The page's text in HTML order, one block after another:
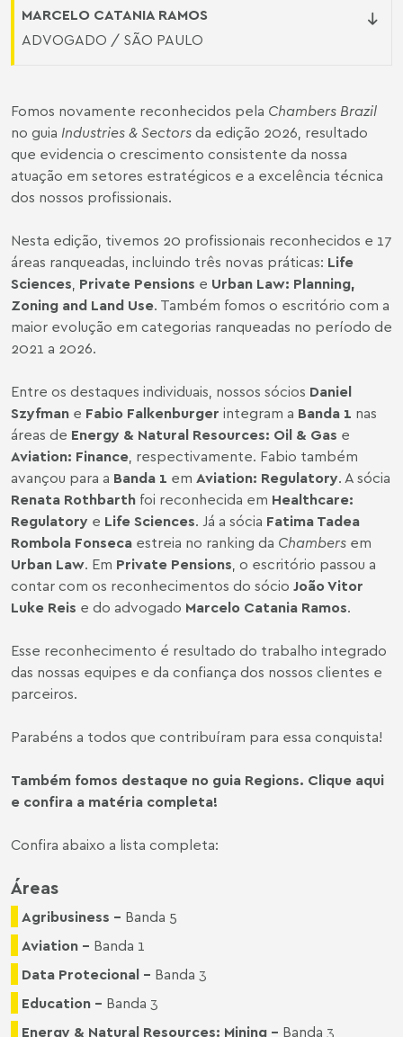
MARCELO CATANIA RAMOS
ADVOGADO / SÃO PAULO
Fomos novamente reconhecidos pela Chambers Brazil
no guia Industries & Sectors da edição 2026, resultado
que evidencia o crescimento consistente da nossa
atuação em setores estratégicos e a excelência técnica
dos nossos profissionais.
Nesta edição, tivemos 20 profissionais reconhecidos e 17
áreas ranqueadas, incluindo três novas práticas: Life
Sciences Private Pensions e Urban Law: Planning,
Zoning and Land Use. Também fomos o escritório com a
maior evolução em categorias ranqueadas no período de
2021 a 2026.
Entre os destaques individuais, nossos sócios Daniel
Szyfman e Fabio Falkenburger integram a Banda 1 nas
áreas de Energy & Natural Resources: Oil & Gas e
Aviation: Finance , respectivamente. Fabio também
avançou para a Banda 1 em Aviation: Regulatory. A sócia
Renata Rothbarth foi reconhecida em Healthcare:
Regulatory e Life Sciences. Já a sócia Fatima Tadea
Rombola Fonseca estreia no ranking da Chambers em
Urban Law. Em Private Pensions , o escritório passou a
contar com os reconhecimentos do sócio João Vitor
Luke Reis e do advogado Marcelo Catania Ramos.
Esse reconhecimento é resultado do trabalho integrado
das nossas equipes e da confiança dos nossos clientes e
parceiros.
Parabéns a todos que contribuíram para essa conquista!
Também fomos destaque no guia Regions. Clique aqui
e confira a matéria completa!
Confira abaixo a lista completa:
Áreas
Agribusiness - Banda 5
Aviation - Banda 1
Data Protecional - Banda 3
Education - Banda 3
Energy & Natural Resources: Mining - Banda 3